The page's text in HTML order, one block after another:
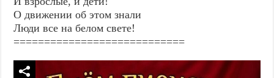
О движении об этом знали
Люди все на белом свете!
============================